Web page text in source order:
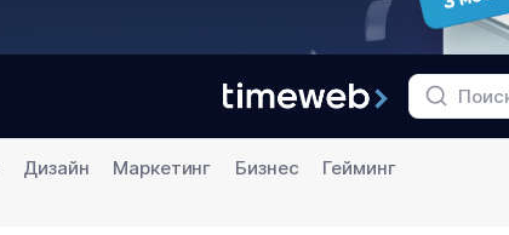
Дизайн Маркетинг Бизнес
Гейминг